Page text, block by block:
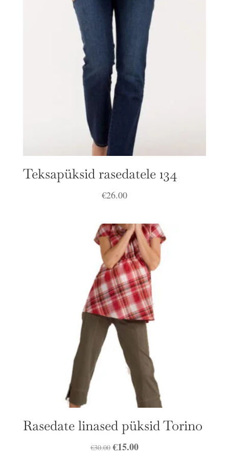
Teksapüksid rasedatele 134
€26.00
Rasedate linased püksid Torino
€30.00 Algne
€15.00Praegune